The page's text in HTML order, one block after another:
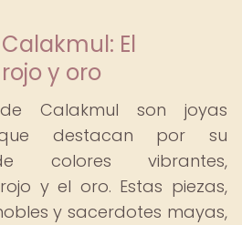
El
y oro
Calakmul son joyas
que destacan por su
colores vibrantes,
y el oro. Estas piezas,
y sacerdotes mayas,